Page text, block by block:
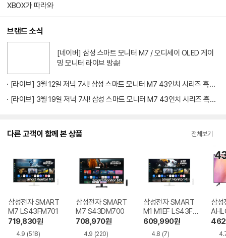
XBOX가 따라와
브랜드 소식
[네이버] 삼성 스마트 모니터 M7 / 오디세이 OLED 게이
밍 모니터 라이브 방송!
[라이브] 3월 12일 저녁 7시! 삼성 스마트 모니터 M7 43인치 시리즈 흑백대전 방송
[라이브] 3월 19일 저녁 7시! 삼성 스마트 모니터 M7 43인치 시리즈 흑백대전 방송
다른 고객이 함께 본 상품 전체보기
삼성전자 SMART
M7 LS43FM701
719,830원
4.9 (518)
삼성전자 SMART
M7 S43DM700
708,970원
4.9 (220)
삼성전자 SMART
M1 M1EF LS43FM
1E3
609,990원
4.8 (7)
삼
드